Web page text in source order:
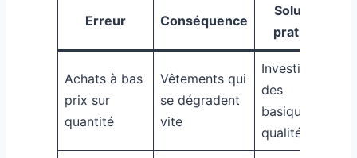
Erreur Conséquence
Solution
pratique
Achats à bas
prix sur
quantité
Vêtements qui
se dégradent
vite
Investir dans
des
basiques de
qualité